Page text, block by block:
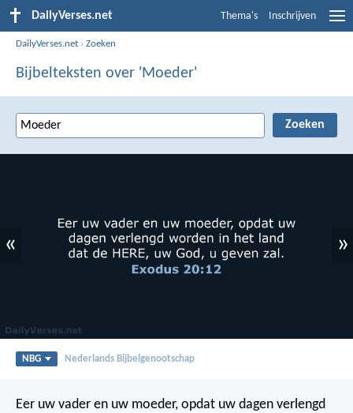
DailyVerses.net Thema's Inschrijven
DailyVerses.net ›Zoeken
Bijbelteksten over 'Moeder'
« »
NBG Nederlands Bijbelgenootschap
Eer uw vader en uw moeder, opdat uw dagen verlengd